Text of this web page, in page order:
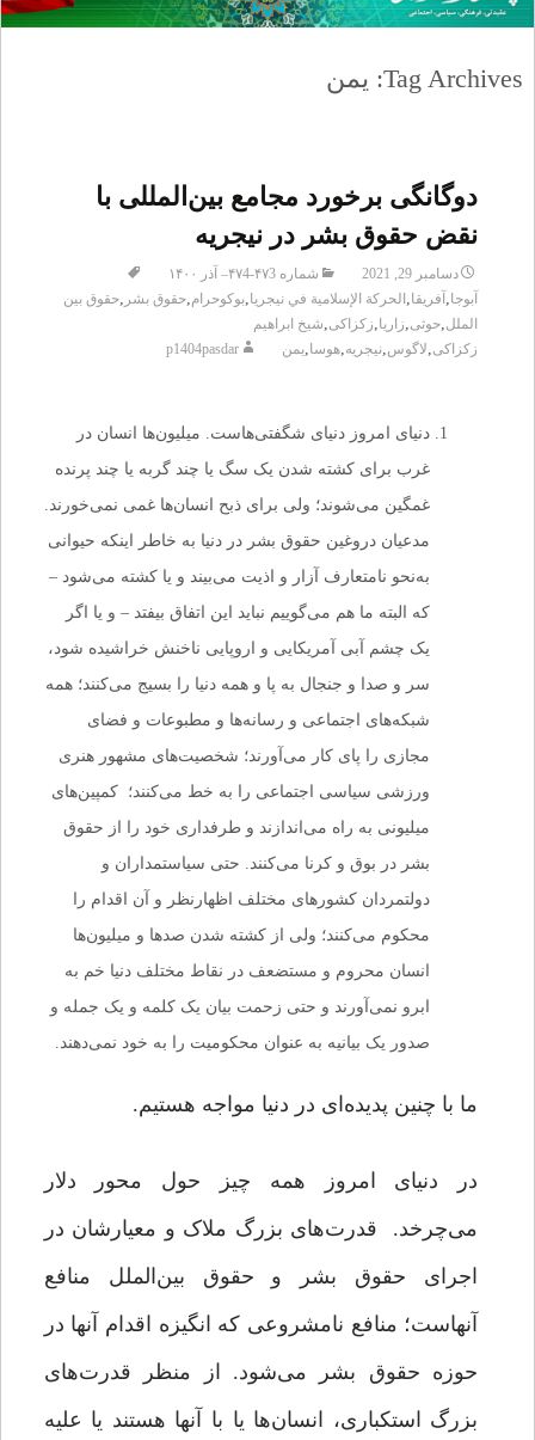
Tag Archives: یمن
دوگانگی برخورد مجامع بین‌المللی با
نقض حقوق بشر در نیجریه
دسامبر 29, 2021
شماره ۴۷3-۴۷4– آذر ۱۴۰۰
آبوجا, آفریقا, الحرکة الإسلامية في نيجريا,بوکوحرام,حقوق بشر ,حقوق بین
الملل,حوثی,زاریا,زکزاکی,شیخ ابراهیم
زکزاکی,لاگوس,نیجریه,هوسا,یمن p1404pasdar
دنیای امروز دنیای شگفتی‌هاست. میلیون‌ها انسان در
غرب برای کشته شدن یک سگ یا چند گربه یا چند پرنده
غمگین می‌شوند؛ ولی برای ذبح انسان‌ها غمی نمی‌خورند.
مدعیان دروغین حقوق بشر در دنیا به خاطر اینکه حیوانی
به‌نحو نامتعارف آزار و اذیت می‌بیند و یا کشته می‌شود –
که البته ما هم می‌گوییم نباید این اتفاق بیفتد – و یا اگر
یک چشم آبی آمریکایی و اروپایی ناخنش خراشیده شود،
سر و صدا و جنجال به پا و همه دنیا را بسیج می‌کنند؛ همه
شبکه‌های اجتماعی و رسانه‌ها و مطبوعات و فضای
مجازی را پای کار می‌آورند؛ شخصیت‌های مشهور هنری
ورزشی سیاسی اجتماعی را به خط می‌کنند؛ کمپین‌های
میلیونی به راه می‌اندازند و طرفداری خود را از حقوق
بشر در بوق و کرنا می‌کنند. حتی سیاستمداران و
دولتمردان کشورهای مختلف اظهارنظر و آن اقدام را
محکوم می‌کنند؛ ولی از کشته شدن صدها و میلیون‌ها
انسان محروم و مستضعف در نقاط مختلف دنیا خم به
ابرو نمی‌آورند و حتی زحمت بیان یک کلمه و یک جمله و
صدور یک بیانیه به عنوان محکومیت را به خود نمی‌دهند.
ما با چنین پدیده‌ای در دنیا مواجه هستیم.
در دنیای امروز همه چیز حول محور دلار
می‌چرخد. قدرت‌های بزرگ ملاک و معیارشان در
اجرای حقوق بشر و حقوق بین‌الملل منافع
آنهاست؛ منافع نامشروعی که انگیزه اقدام آنها در
حوزه حقوق بشر می‌شود. از منظر قدرت‌های
بزرگ استکباری، انسان‌ها یا با آنها هستند یا علیه